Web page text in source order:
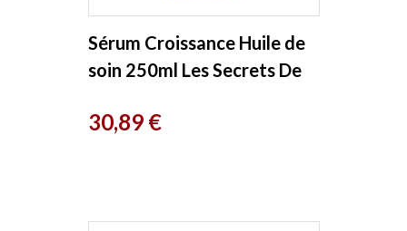
Sérum Croissance Huile de
soin 250ml Les Secrets De
Prix
30,89 €